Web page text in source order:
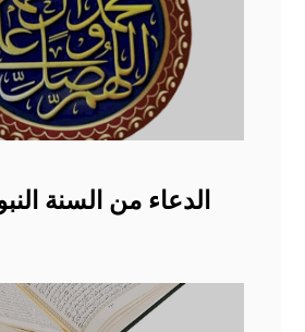
الدعاء من السنة